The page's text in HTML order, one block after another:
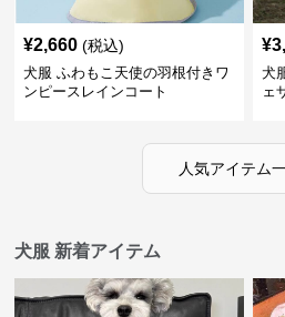
¥2,660 (税込)
犬服 ふわもこ天使の羽根付きワ
ンピースレインコート
¥
犬
ェ
人気アイテム
犬服 新着アイテム